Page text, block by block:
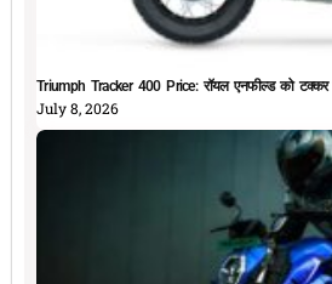
Triumph Tracker 400 Price: रॉयल एनफील्ड को
July 8, 2026